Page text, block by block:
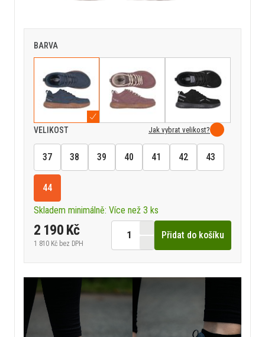
BARVA
VELIKOST Jak vybrat velikost?
37 38 39 40 41 42 43
44
Skladem minimálně: Více než 3 ks
2 190 Kč
1 810 Kč bez DPH
Přidat do košíku